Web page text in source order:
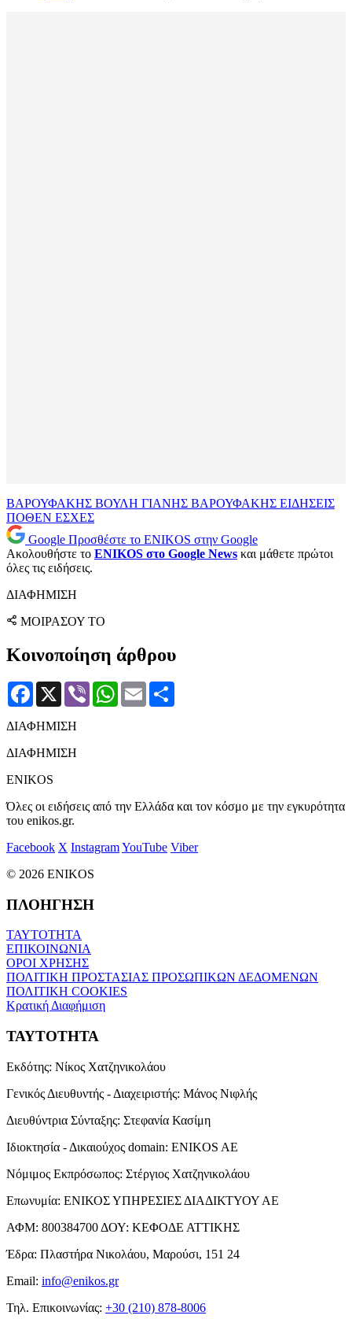
ΒΑΡΟΥΦΑΚΗΣ ΒΟΥΛΗ ΓΙΑΝΗΣ ΒΑΡΟΥΦΑΚΗΣ ΕΙΔΗΣΕΙΣ
ΠΟΘΕΝ ΕΣΧΕΣ
Google Προσθέστε το ENIKOS στην Google
Ακολουθήστε το ENIKOS στο Google News και μάθετε πρώτοι
όλες τις ειδήσεις.
ΔΙΑΦΗΜΙΣΗ
ΜΟΙΡΑΣΟΥ ΤΟ
Κοινοποίηση άρθρου
Facebook
X Viber WhatsApp
Email
ΔΙΑΦΗΜΙΣΗ
ΔΙΑΦΗΜΙΣΗ
ENIKOS
Όλες οι ειδήσεις από την Ελλάδα και τον κόσμο με την εγκυρότητα
του enikos.gr.
Facebook X InstagramYouTube Viber
© 2026 ENIKOS
ΠΛΟΗΓΗΣΗ
ΤΑΥΤΟΤΗΤΑ
ΕΠΙΚΟΙΝΩΝΙΑ
ΟΡΟΙ ΧΡΗΣΗΣ
ΠΟΛΙΤΙΚΗ ΠΡΟΣΤΑΣΙΑΣ ΠΡΟΣΩΠΙΚΩΝ ΔΕΔΟΜΕΝΩΝ
ΠΟΛΙΤΙΚΗ COOKIES
Κρατική Διαφήμιση
ΤΑΥΤΟΤΗΤΑ
Εκδότης: Νίκος Χατζηνικολάου
Γενικός Διευθυντής - Διαχειριστής: Μάνος Νιφλής
Διευθύντρια Σύνταξης: Στεφανία Κασίμη
Ιδιοκτησία - Δικαιούχος domain: ENIKOS AE
Νόμιμος Εκπρόσωπος: Στέργιος Χατζηνικολάου
Επωνυμία: ΕΝΙΚΟΣ ΥΠΗΡΕΣΙΕΣ ΔΙΑΔΙΚΤΥΟΥ ΑΕ
ΑΦΜ: 800384700 ΔΟΥ: ΚΕΦΟΔΕ ΑΤΤΙΚΗΣ
Έδρα: Πλαστήρα Νικολάου, Μαρούσι, 151 24
Email: info@enikos.gr
Τηλ. Επικοινωνίας: +30 (210) 878-8006